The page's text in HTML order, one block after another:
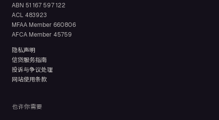
ABN 51 167 597 122
ACL 483923
MFAA Member 660806
AFCA Member 45759
隐私声明
信贷服务指南
投诉与争议处理
网站使用条款
也许你需要